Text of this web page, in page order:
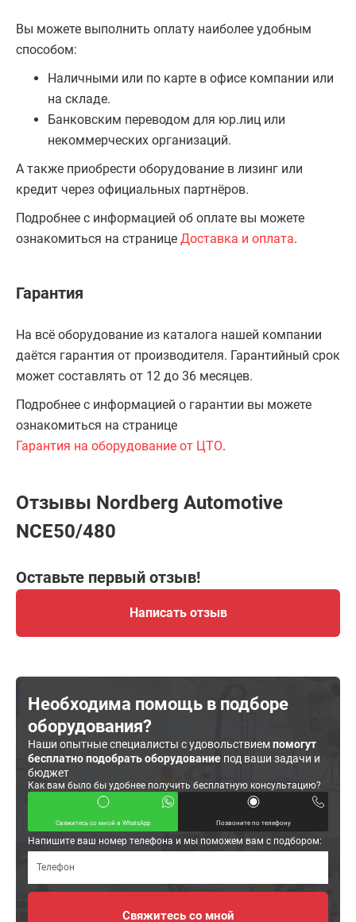
Вы можете выполнить оплату наиболее удобным
способом:
Наличными или по карте в офисе компании или
на складе.
Банковским переводом для юр.лиц или
некоммерческих организаций.
А также приобрести оборудование в лизинг или
кредит через официальных партнёров.
Подробнее с информацией об оплате вы можете
ознакомиться на странице Доставка и оплата.
Гарантия
На всё оборудование из каталога нашей компании
даётся гарантия от производителя. Гарантийный срок
может составлять от 12 до 36 месяцев.
Подробнее с информацией о гарантии вы можете
ознакомиться на странице
Гарантия на оборудование от ЦТО.
Отзывы Nordberg Automotive
NCE50/480
Оставьте первый отзыв!
Написать отзыв
Необходима помощь в подборе
оборудования?
Наши опытные специалисты с удовольствиемпомогут
бесплатно подобрать оборудование под ваши задачи и
бюджет
Как вам было бы удобнее получить бесплатную консультацию?
Свяжитесь со мной в WhatsApp Позвоните по телефону
Напишите ваш номер телефона и мы поможем вам с подбором: